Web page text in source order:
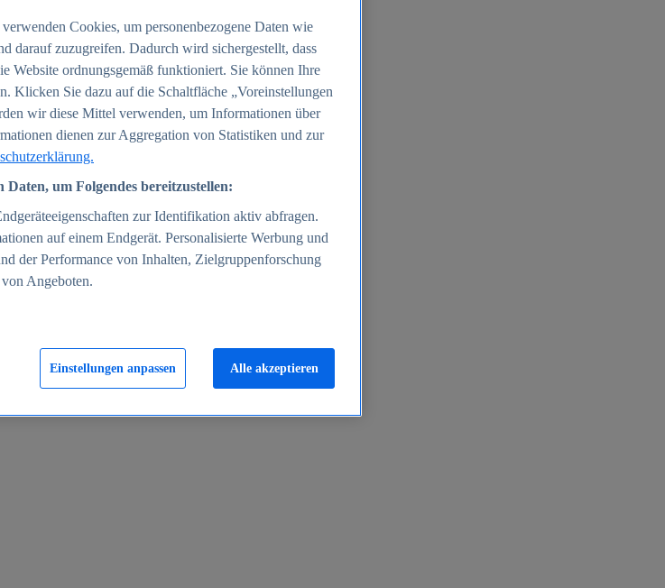
verwenden Cookies, um personenbezogene Daten wie
darauf zuzugreifen. Dadurch wird sichergestellt, dass
Website ordnungsgemäß funktioniert. Sie können Ihre
Klicken Sie dazu auf die Schaltfläche „Voreinstellungen
wir diese Mittel verwenden, um Informationen über
dienen zur Aggregation von Statistiken und zur
um Folgendes bereitzustellen:
zur Identifikation aktiv abfragen.
auf einem Endgerät. Personalisierte Werbung und
der Performance von Inhalten, Zielgruppenforschung
Angeboten.
Einstellungen anpassen Alle akzeptieren